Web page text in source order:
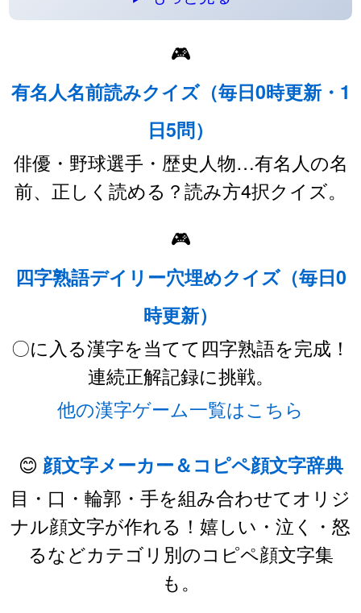
🎮
有名人名前読みクイズ（毎日0時更新・1
日5問）
俳優・野球選手・歴史人物…有名人の名
前、正しく読める？読み方4択クイズ。
🎮
四字熟語デイリー穴埋めクイズ（毎日0
時更新）
〇に入る漢字を当てて四字熟語を完成！
連続正解記録に挑戦。
他の漢字ゲーム一覧はこちら
😊 顔文字メーカー＆コピペ顔文字辞典
目・口・輪郭・手を組み合わせてオリジ
ナル顔文字が作れる！嬉しい・泣く・怒
るなどカテゴリ別のコピペ顔文字集
も。